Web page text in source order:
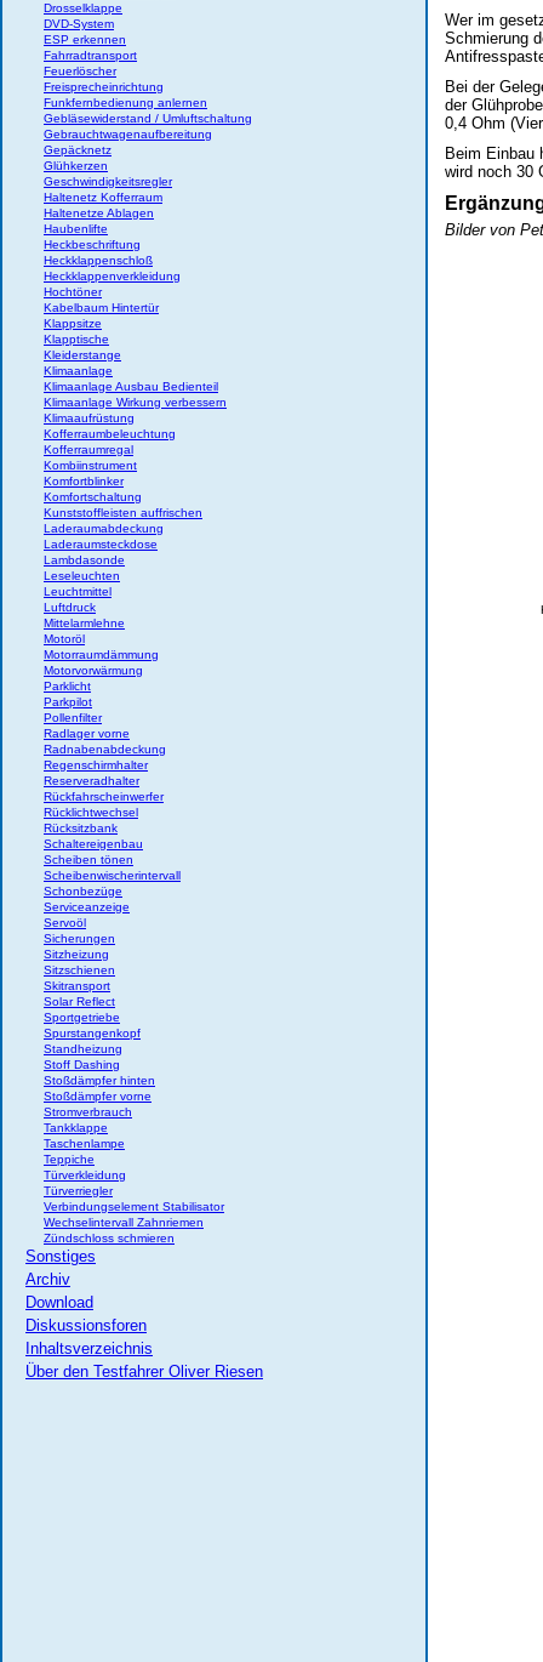
Drosselklappe
DVD-System
ESP erkennen
Fahrradtransport
Feuerlöscher
Freisprecheinrichtung
Funkfernbedienung anlernen
Gebläsewiderstand / Umluftschaltung
Gebrauchtwagenaufbereitung
Gepäcknetz
Glühkerzen
Geschwindigkeitsregler
Haltenetz Kofferraum
Haltenetze Ablagen
Haubenlifte
Heckbeschriftung
Heckklappenschloß
Heckklappenverkleidung
Hochtöner
Kabelbaum Hintertür
Klappsitze
Klapptische
Kleiderstange
Klimaanlage
Klimaanlage Ausbau Bedienteil
Klimaanlage Wirkung verbessern
Klimaaufrüstung
Kofferraumbeleuchtung
Kofferraumregal
Kombiinstrument
Komfortblinker
Komfortschaltung
Kunststoffleisten auffrischen
Laderaumabdeckung
Laderaumsteckdose
Lambdasonde
Leseleuchten
Leuchtmittel
Luftdruck
Mittelarmlehne
Motoröl
Motorraumdämmung
Motorvorwärmung
Parklicht
Parkpilot
Pollenfilter
Radlager vorne
Radnabenabdeckung
Regenschirmhalter
Reserveradhalter
Rückfahrscheinwerfer
Rücklichtwechsel
Rücksitzbank
Schaltereigenbau
Scheiben tönen
Scheibenwischerintervall
Schonbezüge
Serviceanzeige
Servoöl
Sicherungen
Sitzheizung
Sitzschienen
Skitransport
Solar Reflect
Sportgetriebe
Spurstangenkopf
Standheizung
Stoff Dashing
Stoßdämpfer hinten
Stoßdämpfer vorne
Stromverbrauch
Tankklappe
Taschenlampe
Teppiche
Türverkleidung
Türverriegler
Verbindungselement Stabilisator
Wechselintervall Zahnriemen
Zündschloss schmieren
Sonstiges
Archiv
Download
Diskussionsforen
Inhaltsverzeichnis
Über den Testfahrer Oliver Riesen
Wer im
Schmierung
Bei der
der
0,4 Ohm
Beim Einbau
wird noch 30
Bilder von